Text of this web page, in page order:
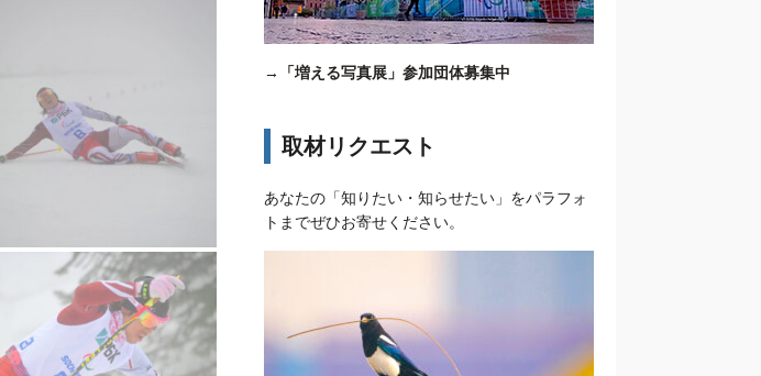
→ 「増える写真展」参加団体募集中
取材リクエスト
あなたの「知りたい・知らせたい」をパラフォ
トまでぜひお寄せください。